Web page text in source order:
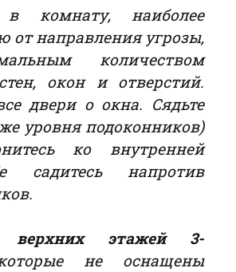
в комнату, наиболее
от направления угрозы,
количеством
окон и отверстий.
двери о окна. Сядьте
уровня подоконников)
ко внутренней
садитесь напротив
верхних этажей 3-
не оснащены